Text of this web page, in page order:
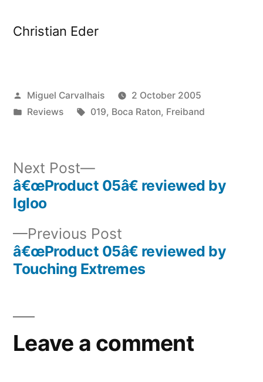
Christian Eder
Posted
by
Miguel Carvalhais
2 October 2005
Posted
Reviews Tags:
019, Boca Raton, Freiband
Post
navigation
Previous Post
post:
â€œProduct 05â€ reviewed by
Touching Extremes
Next Post
Next
post:
â€œProduct 05â€ reviewed by
Igloo
Leave a comment